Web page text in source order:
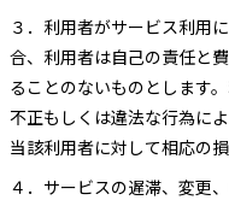
３． 利用者がサービス利用
合、利用者は自己の責任と
ることのないものとします
不正もしくは違法な行為に
当該利用者に対して相応の
４． サービスの遅滞、変更